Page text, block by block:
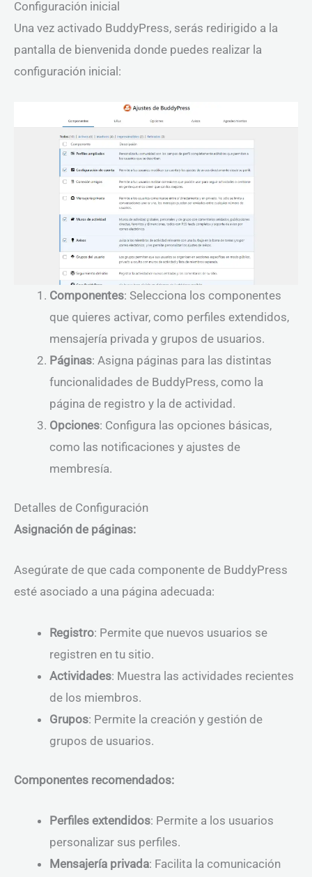
Configuración inicial
Una vez activado BuddyPress, serás redirigido a la
pantalla de bienvenida donde puedes realizar la
configuración inicial:
Componentes: Selecciona los componentes
que quieres activar, como perfiles extendidos,
mensajería privada y grupos de usuarios.
Páginas: Asigna páginas para las distintas
funcionalidades de BuddyPress, como la
página de registro y la de actividad.
Opciones: Configura las opciones básicas,
como las notificaciones y ajustes de
membresía.
Detalles de Configuración
Asignación de páginas:
Asegúrate de que cada componente de BuddyPress
esté asociado a una página adecuada:
Registro: Permite que nuevos usuarios se
registren en tu sitio.
Actividades: Muestra las actividades recientes
de los miembros.
Grupos: Permite la creación y gestión de
grupos de usuarios.
Componentes recomendados:
Perfiles extendidos: Permite a los usuarios
personalizar sus perfiles.
Mensajería privada: Facilita la comunicación